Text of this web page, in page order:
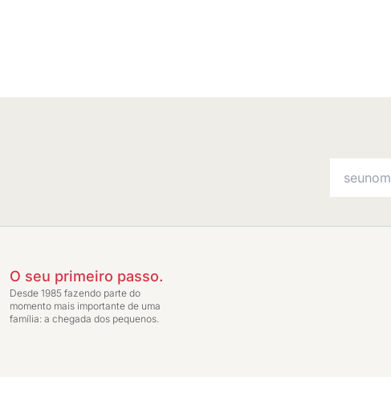
O seu primeiro passo.
Desde 1985 fazendo parte do
momento mais importante de uma
família: a chegada dos pequenos.